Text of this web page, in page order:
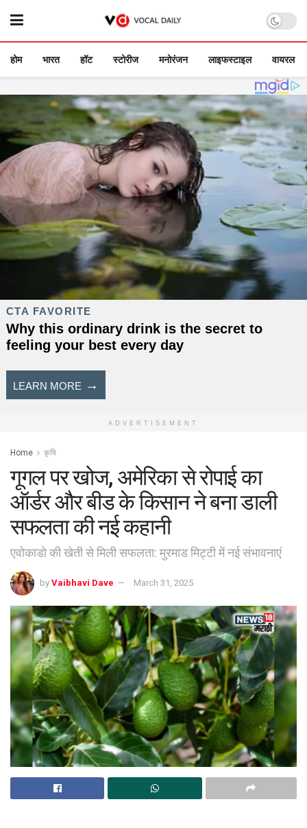
होम भारत हॉट स्टोरीज मनोरंजन लाइफस्टाइल वायरल
ADVERTISEMENT
Home कृषि
गूगल पर खोज, अमेरिका से रोपाई का
ऑर्डर और बीड के किसान ने बना डाली
सफलता की नई कहानी
एवोकाडो की खेती से मिली सफलता: मुरमाड मिट्टी में नई संभावनाएं
by Vaibhavi Dave March 31, 2025